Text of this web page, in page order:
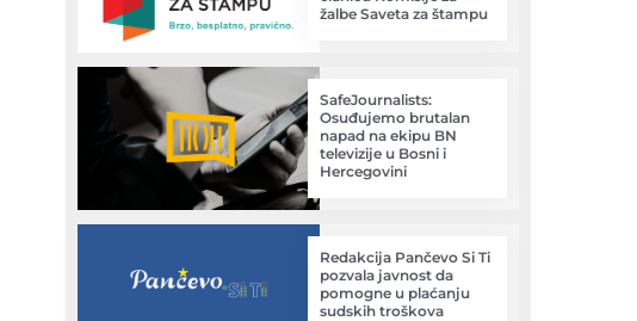
žalbe Saveta za štampu
SafeJournalists:
Osuđujemo brutalan
napad na ekipu BN
televizije u Bosni i
Hercegovini
Redakcija Pančevo Si Ti
pozvala javnost da
pomogne u plaćanju
sudskih troškova